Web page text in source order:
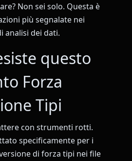
Non sei solo. Questa è
più segnalate nei
analisi dei dati.
questo
Forza
Tipi
con strumenti rotti.
specificamente per i
di forza tipi nei file